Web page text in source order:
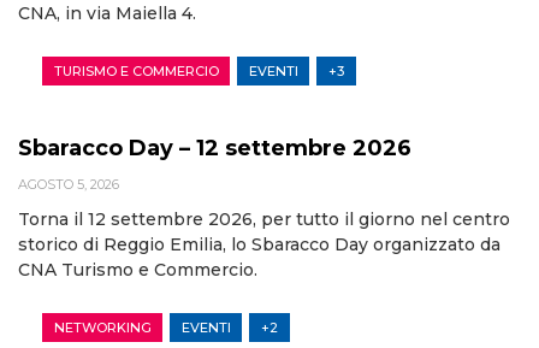
CNA, in via Maiella 4.
TURISMO E COMMERCIO EVENTI +3
Sbaracco Day – 12 settembre 2026
AGOSTO 5, 2026
Torna il 12 settembre 2026, per tutto il giorno nel centro
storico di Reggio Emilia, lo Sbaracco Day organizzato da
CNA Turismo e Commercio.
NETWORKING EVENTI +2